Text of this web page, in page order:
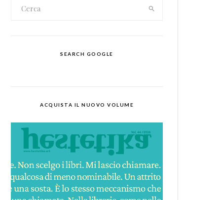
SEARCH GOOGLE
ACQUISTA IL NUOVO VOLUME